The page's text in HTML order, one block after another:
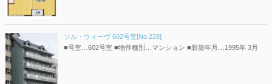
ソル・ウィーヴ 602号室[No.228]
■号室…602号室 ■物件種別…マンション ■新築年月…1995年 3月